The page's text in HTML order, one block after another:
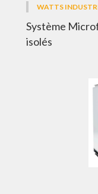
WATTS
Système
isolés